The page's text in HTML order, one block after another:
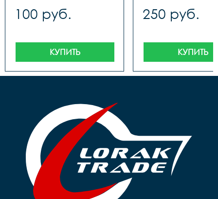
100 руб.
КУПИТЬ
250 руб.
КУПИТЬ